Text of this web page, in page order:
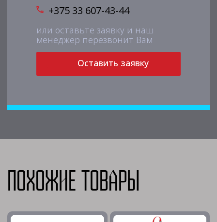
+375 33 607-43-44
или оставьте заявку и наш
менеджер перезвонит Вам
Оставить заявку
Похожие товары